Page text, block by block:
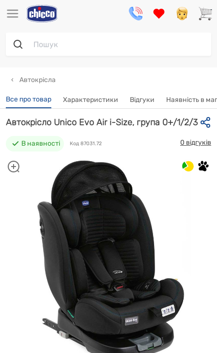
Автокрісла
Все про товар Характеристики Відгуки Наявність в
Автокрісло Unico Evo Air i-Size, група 0+/1/2/3
В наявності Код 87031.72 0 відгуків